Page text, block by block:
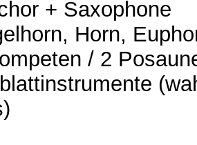
+ Saxophone
Horn,
/ 2